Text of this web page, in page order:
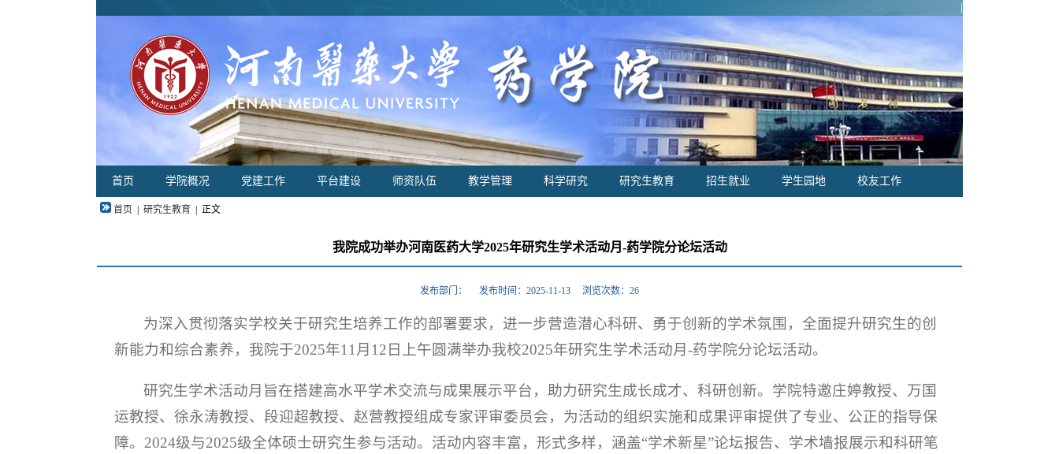
首页 学院概况 党建工作 平台建设 师资队伍 教学管理 科学研究 研究生教育 招生就业 学生园地 校友工作
首页 研究生教育 正文
我院成功举办河南医药大学2025年研究生学术活动月-药学院分论坛活动
发布部门： 发布时间：2025-11-13 浏览次数： 26
为深入贯彻落实学校关于研究生培养工作的部署要求，进一步营造潜心科研、勇于创新的学术氛围，全面提升研究生的创
新能力和综合素养，我院于2025年11月12日上午圆满举办我校2025年研究生学术活动月-药学院分论坛活动。
研究生学术活动月旨在搭建高水平学术交流与成果展示平台，助力研究生成长成才、科研创新。学院特邀庄婷教授、万国
运教授、徐永涛教授、段迎超教授、赵营教授组成专家评审委员会，为活动的组织实施和成果评审提供了专业、公正的指导保
障。2024级与2025级全体硕士研究生参与活动。活动内容丰富，形式多样，涵盖“学术新星”论坛报告、学术墙报展示和科研笔